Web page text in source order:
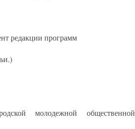
редакции программ
молодежной общественной